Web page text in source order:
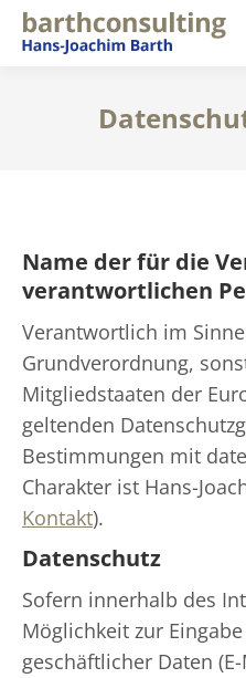
Name der für die
verantwortlichen
Verantwortlich im
Grundverordnung,
Mitgliedstaaten der
geltenden
Bestimmungen mit
Charakter ist Hans-
Kontakt).
Datenschutz
Sofern innerhalb des
Möglichkeit zur
geschäftlicher Daten